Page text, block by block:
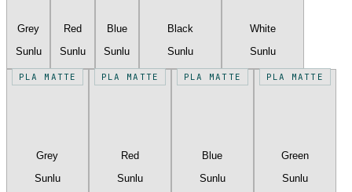
Grey
Sunlu
Red
Sunlu
Blue
Sunlu
Black
Sunlu
White
Sunlu
PLA MATTE
Grey
Sunlu
PLA MATTE
Red
Sunlu
PLA MATTE
Blue
Sunlu
PLA MATTE
Green
Sunlu